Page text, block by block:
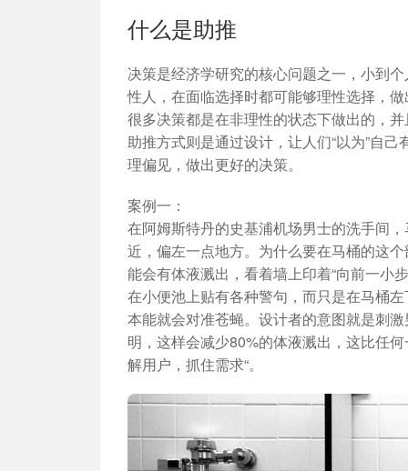
人事行政
地 OKR、敏捷研发等先进理念
加入开放平台，打造更好的开放平台
生态联盟计划
与 Worktile 联合
体系
什么是助推
决策是经济学研究的核心问题之一，小到
性人，在面临选择时都可能够理性选择，
很多决策都是在非理性的状态下做出的，
助推方式则是通过设计，让人们“以为”自
理偏见，做出更好的决策。
案例一：
在阿姆斯特丹的史基浦机场男士的洗手间
近，偏左一点地方。为什么要在马桶的这
能会有体液溅出，看着墙上印着“向前一小
在小便池上贴有各种警句，而只是在马桶
本能就会对准苍蝇。设计者的意图就是刺
明，这样会减少80%的体液溅出，这比任
解用户，抓住需求“。